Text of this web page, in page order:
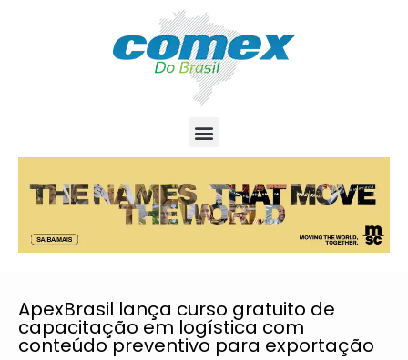
ApexBrasil lança curso gratuito de
capacitação em logística com
conteúdo preventivo para exportação